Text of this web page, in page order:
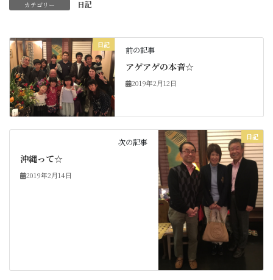
カテゴリー 日記
日記
前の記事
アゲアゲの本音☆
2019年2月12日
日記
次の記事
沖縄って☆
2019年2月14日